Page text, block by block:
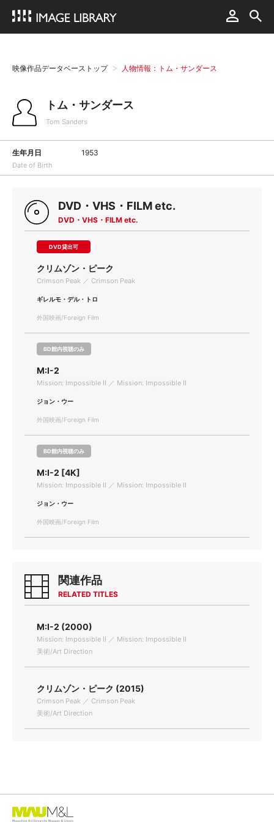
映像作品データベーストップ 人物情報：トム・サンダース
トム・サンダース
Tom Sanders
生年月日
Date of Birth
1953
DVD・VHS・FILM etc.
DVD・VHS・FILM etc.
DVD貸出可
クリムゾン・ピーク
Crimson Peak ／ Crimson Peak
ギレルモ・デル・トロ
外国映画/Foreign Film
BD館内視聴のみ
M:I-2
Mission: Impossible II ／ Mission: Impossible II
ジョン・ウー
外国映画/Foreign Film
BD館内視聴のみ
M:I-2 [4K]
Mission: Impossible II ／ Mission: Impossible II
ジョン・ウー
外国映画/Foreign Film
関連作品
RELATED TITLES
M:I-2 (2000)
Mission: Impossible II ／ Mission: Impossible II
美術/Art Direction
クリムゾン・ピーク (2015)
Crimson Peak ／ Crimson Peak
美術/Art Direction